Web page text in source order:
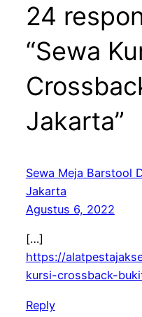
24
“Sewa
Jakarta”
Sewa Meja Barstool
Jakarta
Agustus 6, 2022
[…]
https://
kursi-crossback-
Reply